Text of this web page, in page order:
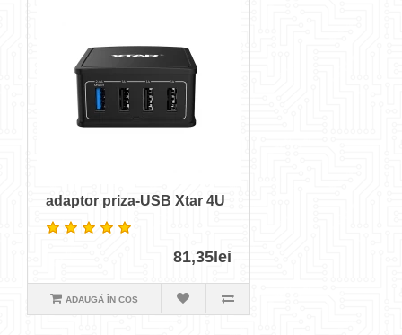
adaptor priza-USB Xtar 4U
81,35lei
ADAUGĂ ÎN COŞ